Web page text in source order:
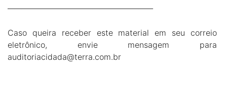
Caso queira receber este material em seu correio
eletrônico, envie mensagem para
auditoriacidada@terra.com.br